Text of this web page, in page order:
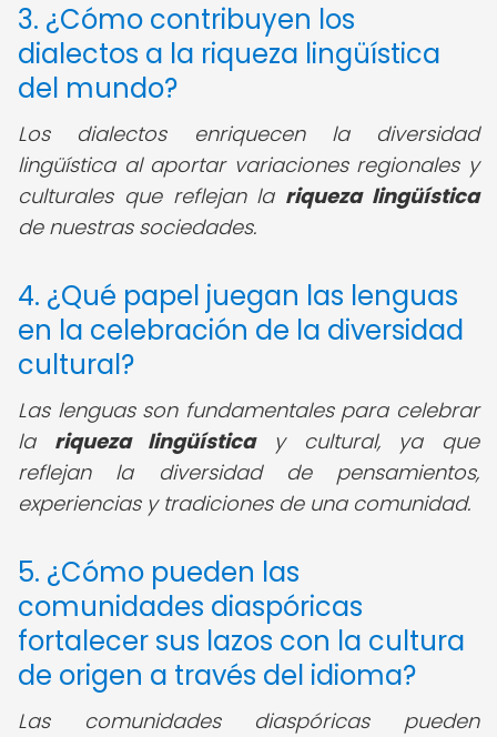
3. ¿Cómo contribuyen los
dialectos a la riqueza lingüística
del mundo?
Los dialectos enriquecen la diversidad
lingüística al aportar variaciones regionales y
culturales que reflejan la riqueza lingüística
de nuestras sociedades.
4. ¿Qué papel juegan las lenguas
en la celebración de la diversidad
cultural?
Las lenguas son fundamentales para celebrar
la riqueza lingüísticay cultural, ya que
reflejan la diversidad de pensamientos,
experiencias y tradiciones de una comunidad.
5. ¿Cómo pueden las
comunidades diaspóricas
fortalecer sus lazos con la cultura
de origen a través del idioma?
Las comunidades diaspóricas pueden